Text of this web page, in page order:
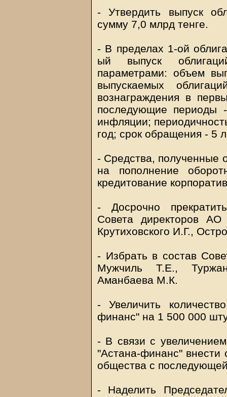
- Утвердить выпуск
сумму 7,0 млрд тенге.
- В пределах 1-ой
ый выпуск
параметрами: объем
выпускаемых
вознаграждения в
последующие периоды
инфляции;
год; срок обращения - 5
- Средства, полученные
на пополнение
кредитование
- Досрочно
Совета директоров
Крутиховского И.Г.,
- Избрать в состав
Мужчиль Т.Е.,
Аманбаева М.К.
- Увеличить
финанс" на 1 500 000
- В связи с
"Астана-финанс" внести
общества с
- Наделить